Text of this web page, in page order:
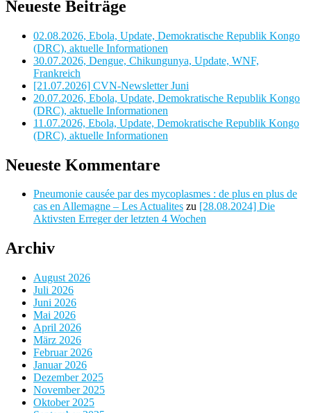
Neueste Beiträge
02.08.2026, Ebola, Update, Demokratische Republik Kongo
(DRC), aktuelle Informationen
30.07.2026, Dengue, Chikungunya, Update, WNF,
Frankreich
[21.07.2026] CVN-Newsletter Juni
20.07.2026, Ebola, Update, Demokratische Republik Kongo
(DRC), aktuelle Informationen
11.07.2026, Ebola, Update, Demokratische Republik Kongo
(DRC), aktuelle Informationen
Neueste Kommentare
Pneumonie causée par des mycoplasmes : de plus en plus de
cas en Allemagne – Les Actualites zu [28.08.2024] Die
Aktivsten Erreger der letzten 4 Wochen
Archiv
August 2026
Juli 2026
Juni 2026
Mai 2026
April 2026
März 2026
Februar 2026
Januar 2026
Dezember 2025
November 2025
Oktober 2025